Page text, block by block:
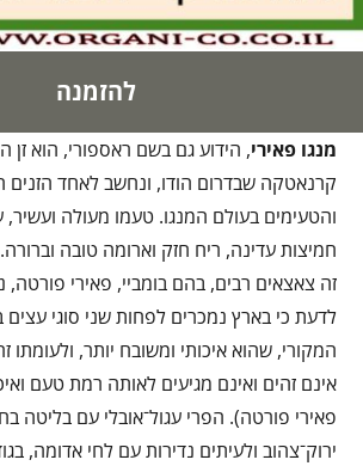
להזמנה
מנגו פאירי, הידוע גם בשם ראספורי, הוא זן
קרנאטקה שבדרום הודו, ונחשב לאחד הזנים
והטעימים בעולם המנגו. טעמו מעולה
חמיצות עדינה, ריח חזק וארומה טובה
זה צאצאים רבים, בהם בומביי, פאירי
לדעת כי בארץ נמכרים לפחות שני סוגי עצים
המקורי, שהוא איכותי ומשובח יותר, ולעומתו
אינם זהים ואינם מגיעים לאותה רמת טעם
פאירי פורטה). הפרי עגול־אובלי עם בליטה
ירוק־צהוב ולעיתים נדירות עם לחי אדומה,